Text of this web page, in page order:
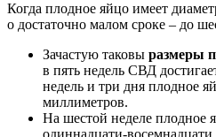
Когда плодное яйцо имеет
о достаточно малом сроке – до
Зачастую таковы размеры
в пять недель СВД
недель и три дня плодное
миллиметров.
На шестой неделе плодное